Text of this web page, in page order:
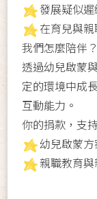
發展疑似
在育兒與
我們怎麼陪伴？
透過幼兒啟蒙
定的環境中成
互動能力。
你的捐款，支持
幼兒啟蒙方
親職教育